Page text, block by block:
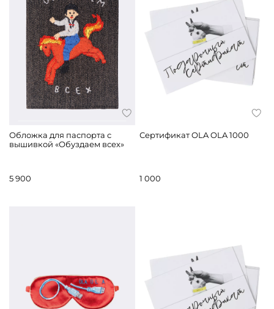
Обложка для паспорта с
вышивкой «Обуздаем всех»
5 900
Сертификат OLA OLA 1000
1 000